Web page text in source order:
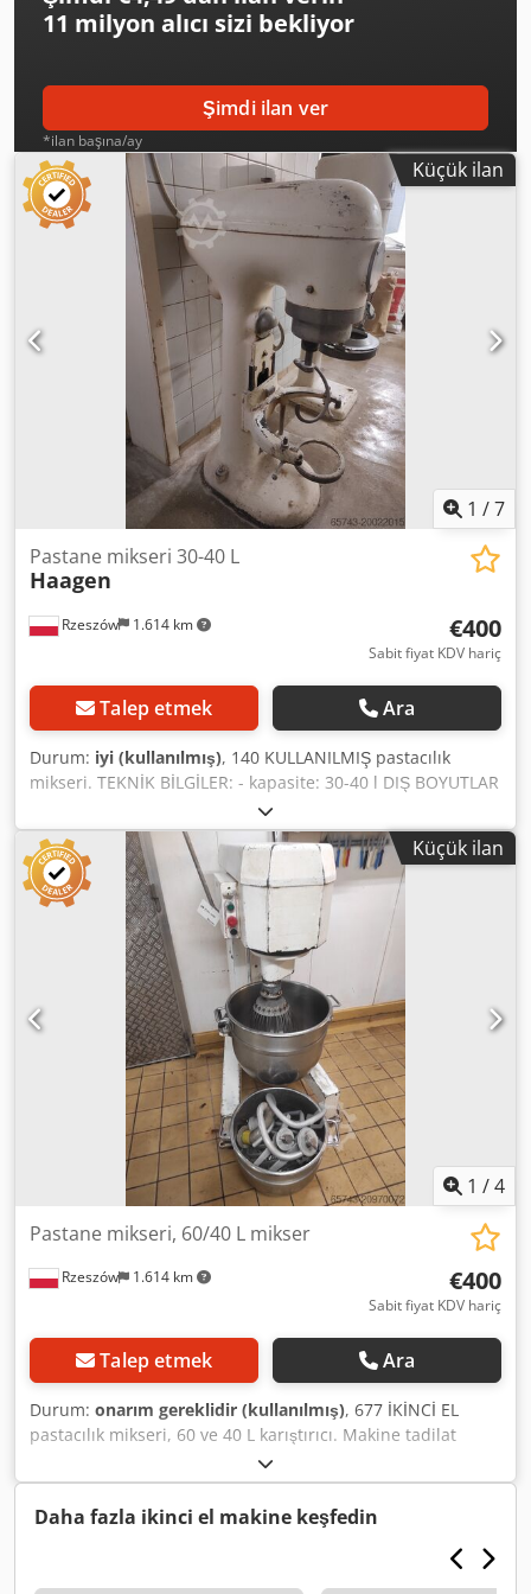
11 milyon alıcı sizi bekliyor
Şimdi ilan ver
*ilan başına/ay
Küçük ilan
1 /7
Rzeszów 1.614 km
Pastane mikseri 30-40 L
Haagen
€400
Sabit fiyat KDV hariç
Talep etmek Ara
Durum: iyi (kullanılmış), 140 KULLANILMIŞ pastacılık
mikseri. TEKNİK BİLGİLER: - kapasite: 30-40 l DIŞ BOYUTLAR
(cm olarak): - uzunluk: 74, - yükseklik: 140, - genişlik: 45.
DONANIM: - 1 kanca, - 1 çırpıcı. Djdpfx Akjxda D Uscjck
Cihaz, inceleme için hazır olup, depomuzda bulunmaktadır
(36-068 Bachórz, Polonya). Mevcut ücretli seçenekler:
revizyon / taşıma / montaj / devreye alma. Belirtilen fiyat
net fiyattır. İNGİLİZCE, ALMANCA, FRANSIZCA, RUSÇA,
UKRAYNCA KONUŞUYORUZ.
Küçük ilan
1 /4
Rzeszów 1.614 km
Pastane mikseri, 60/40 L mikser
€400
Sabit fiyat KDV hariç
Talep etmek Ara
Durum: onarım gereklidir (kullanılmış), 677 İKİNCİ EL
pastacılık mikseri, 60 ve 40 L karıştırıcı. Makine tadilat
gerektiriyor. DIŞ BOYUTLAR (cm): - genişlik: 73, - uzunluk:
93, - yükseklik: 155. EKİPMAN (kapasite: 60 ve 40 l):
Dsdpfxsx U Tw Es Akcjck - kazan, - çırpıcı, - kanca. Cihaz,
incelemeye hazır şekilde depomuzda bulunmaktadır (36-
068 Bachórz, Polonya) Belirtilen fiyat net fiyattır İNGİLİZCE,
ALMANCA, FRANSIZCA, RUSÇA VE UKRAYNCA
Daha fazla ikinci el makine keşfedin